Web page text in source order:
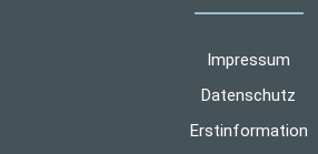
Impressum
Datenschutz
Erstinformation